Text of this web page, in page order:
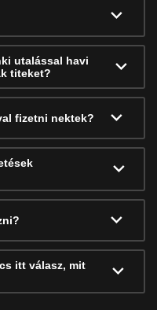
utalással havi
titeket?
fizetni nektek?
itt válasz, mit